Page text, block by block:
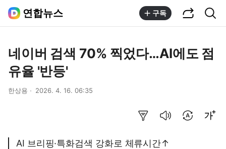
연합뉴스 구독
네이버 검색 70% 찍었다…AI에도 점
유율 '반등'
한상용 2026. 4. 16. 06:35
AI 브리핑·특화검색 강화로 체류시간↑